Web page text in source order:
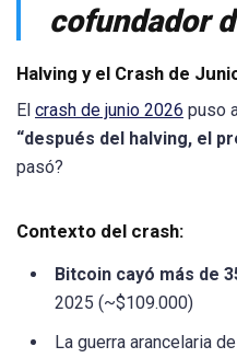
cofundador
Halving y el Crash de
El crash de junio 2026 puso
“después del halving, el
pasó?
Contexto del crash:
Bitcoin cayó más de
2025 (~$109.000)
La guerra arancelaria